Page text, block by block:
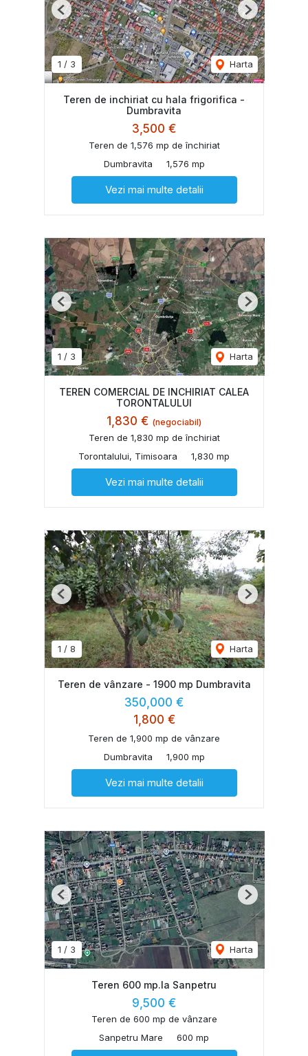
1 / 3 Harta
Previous Next
Teren de inchiriat cu hala frigorifica -
Dumbravita
3,500 €
Teren de 1,576 mp de închiriat
Dumbravita
1,576 mp
Vezi mai multe detalii
1 / 3 Harta
Previous Next
TEREN COMERCIAL DE INCHIRIAT CALEA
TORONTALULUI
1,830 € (negociabil)
Teren de 1,830 mp de închiriat
Torontalului, Timisoara
1,830 mp
Vezi mai multe detalii
1 / 8 Harta
Previous Next
Teren de vânzare - 1900 mp Dumbravita
350,000 €
1,800 €
Teren de 1,900 mp de vânzare
Dumbravita
1,900 mp
Vezi mai multe detalii
1 / 3 Harta
Previous Next
Teren 600 mp.la Sanpetru
9,500 €
Teren de 600 mp de vânzare
Sanpetru Mare
600 mp